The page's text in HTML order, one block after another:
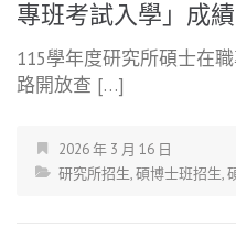
專班考試入學」成
115學年度研究所碩士在
路開放查 […]
2026 年 3 月 16 日
研究所招生,碩博士班招生,